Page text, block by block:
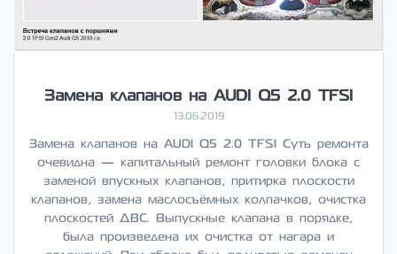
Замена клапанов на AUDI Q5 2.0 TFSI
13.06.2019
Замена клапанов на AUDI Q5 2.0 TFSI Суть ремонта
очевидна — капитальный ремонт головки блока с
заменой впускных клапанов, притирка плоскости
клапанов, замена маслосъёмных колпачков, очистка
плоскостей ДВС. Выпускные клапана в порядке,
была произведена их очистка от нагара и